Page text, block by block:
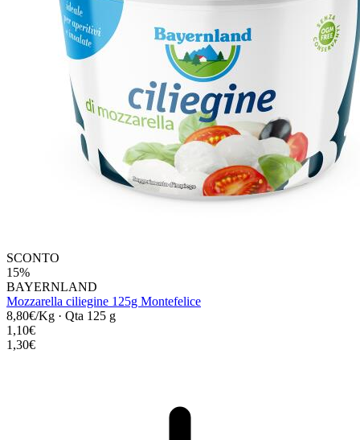
SCONTO
15%
BAYERNLAND
Mozzarella ciliegine 125g Montefelice
8,80€/Kg · Qta 125 g
1,10€
1,30€